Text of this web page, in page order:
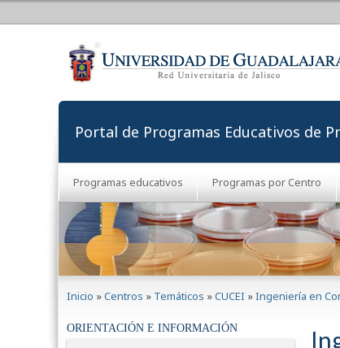
Portal de Programas Educativos de
Programas educativos Programas por Centro
Inicio »Centros » Temáticos »CUCEI »Ingeniería en
ORIENTACIÓN E INFORMACIÓN